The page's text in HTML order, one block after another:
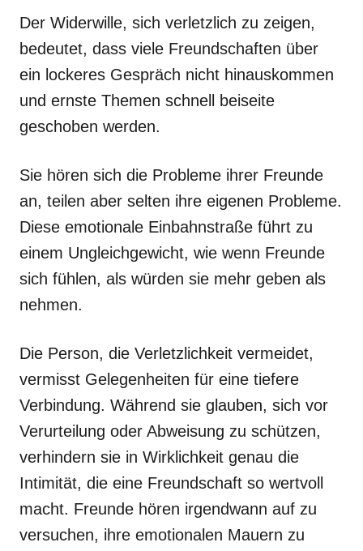
Der Widerwille, sich verletzlich zu zeigen,
bedeutet, dass viele Freundschaften über
ein lockeres Gespräch nicht hinauskommen
und ernste Themen schnell beiseite
geschoben werden.
Sie hören sich die Probleme ihrer Freunde
an, teilen aber selten ihre eigenen Probleme.
Diese emotionale Einbahnstraße führt zu
einem Ungleichgewicht, wie wenn Freunde
sich fühlen, als würden sie mehr geben als
nehmen.
Die Person, die Verletzlichkeit vermeidet,
vermisst Gelegenheiten für eine tiefere
Verbindung. Während sie glauben, sich vor
Verurteilung oder Abweisung zu schützen,
verhindern sie in Wirklichkeit genau die
Intimität, die eine Freundschaft so wertvoll
macht. Freunde hören irgendwann auf zu
versuchen, ihre emotionalen Mauern zu